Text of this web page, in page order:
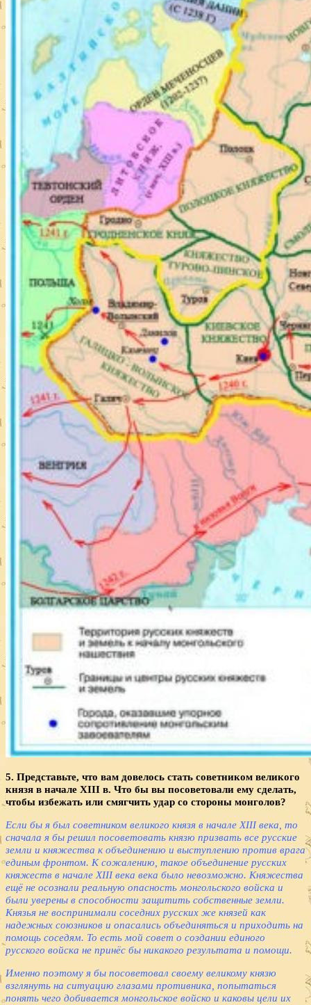
5. Представьте, что вам довелось стать советником великого
князя в начале XIII в. Что бы вы посоветовали ему сделать,
чтобы избежать или смягчить удар со стороны монголов?
Если бы я был советником великого князя в начале XIII века, то
сначала я бы решил посоветовать князю призвать все русские
земли и княжества к объединению и выступлению против врага
единым фронтом. К сожалению, такое объединение русских
княжеств в начале XIII века века было невозможно. Княжества
ещё не осознали реальную опасность монгольского войска и
были уверены в способности защитить собственные земли.
Князья не воспринимали соседних русских же князей как
надежных союзников и опасались объединяться и приходить на
помощь соседям. То есть мой совет о создании единого
русского войска не принёс бы никакого результата и помощи.
Именно поэтому я бы посоветовал своему великому князю
взглянуть на ситуацию глазами противника, попытаться
понять чего добивается монгольское войско и каковы цели их